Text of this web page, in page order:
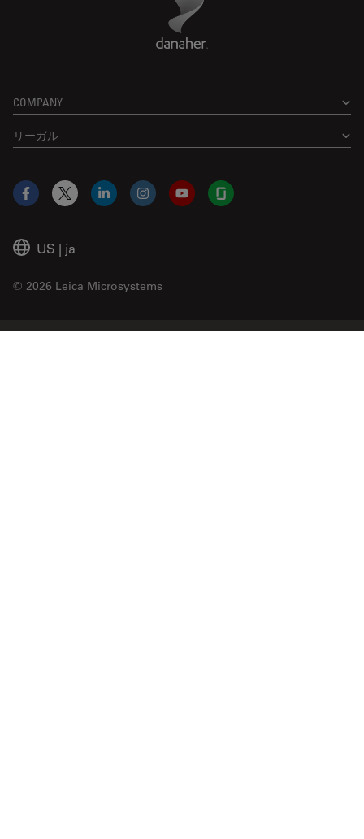
COMPANY
リーガル
US | ja
© 2026 Leica Microsystems
Facebook
X LinkedInInstagramYouTubeGlassdoor